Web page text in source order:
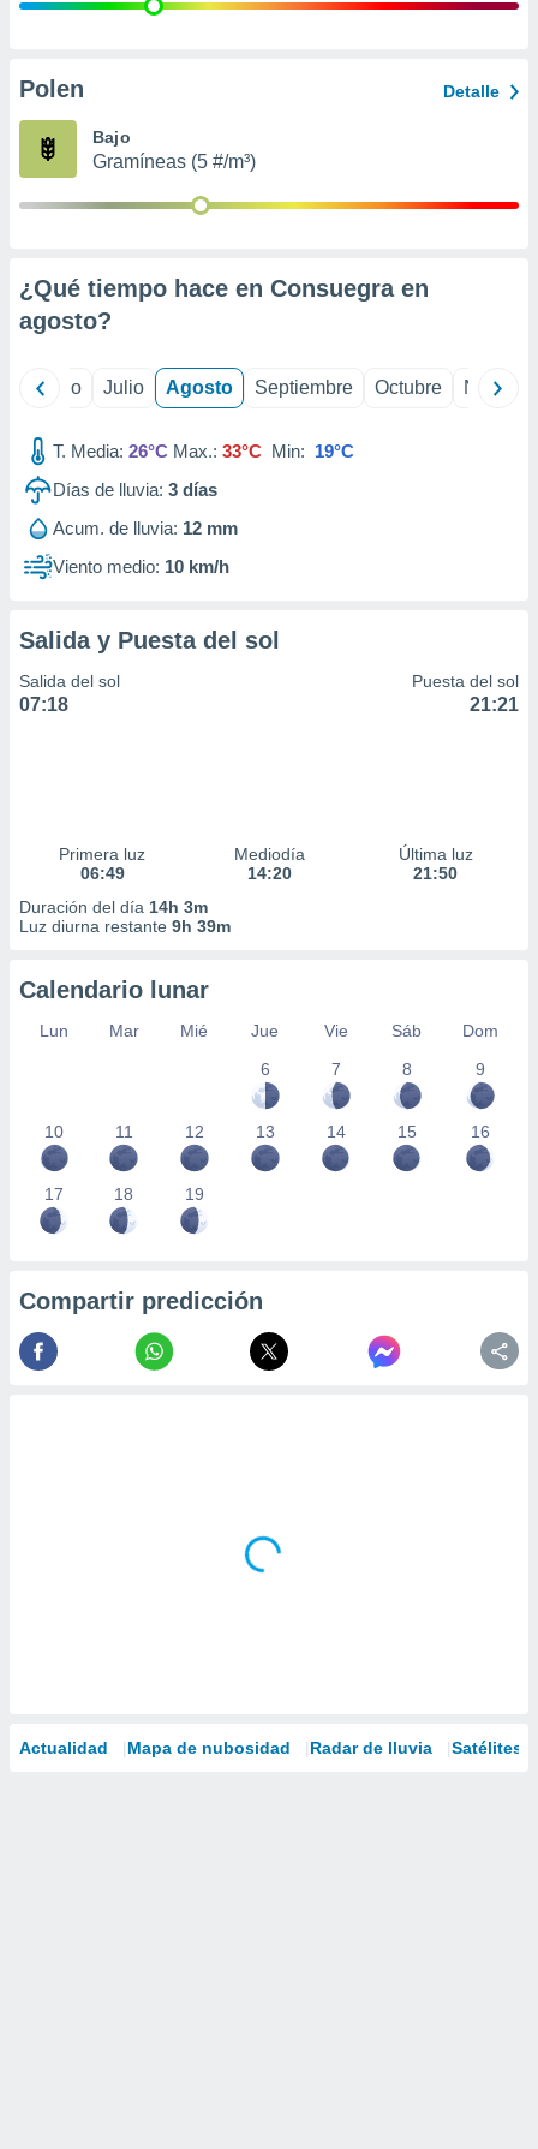
publicidad
de
Polen Detalle
Bajo
Gramíneas (5 #/m³)
¿Qué tiempo hace en Consuegra en
agosto?
Junio Julio Agosto Septiembre Octubre
T. Media: 26°C Max.: 33°C Min: 19°C
Días de lluvia: 3 días
Acum. de lluvia: 12 mm
Viento medio: 10 km/h
Salida y Puesta del sol
Salida del sol
07:18
Puesta del sol
21:21
Primera luz
06:49
Mediodía
14:20
Última luz
21:50
Duración del día 14h 3m
Luz diurna restante 9h 39m
Calendario lunar
Lun Mar Mié Jue Vie Sáb
Dom
6
7 8 9
10 11 12 13 14 15 16
17 18 19
Compartir predicción
Actualidad Mapa de nubosidad Radar de lluvia Satélites